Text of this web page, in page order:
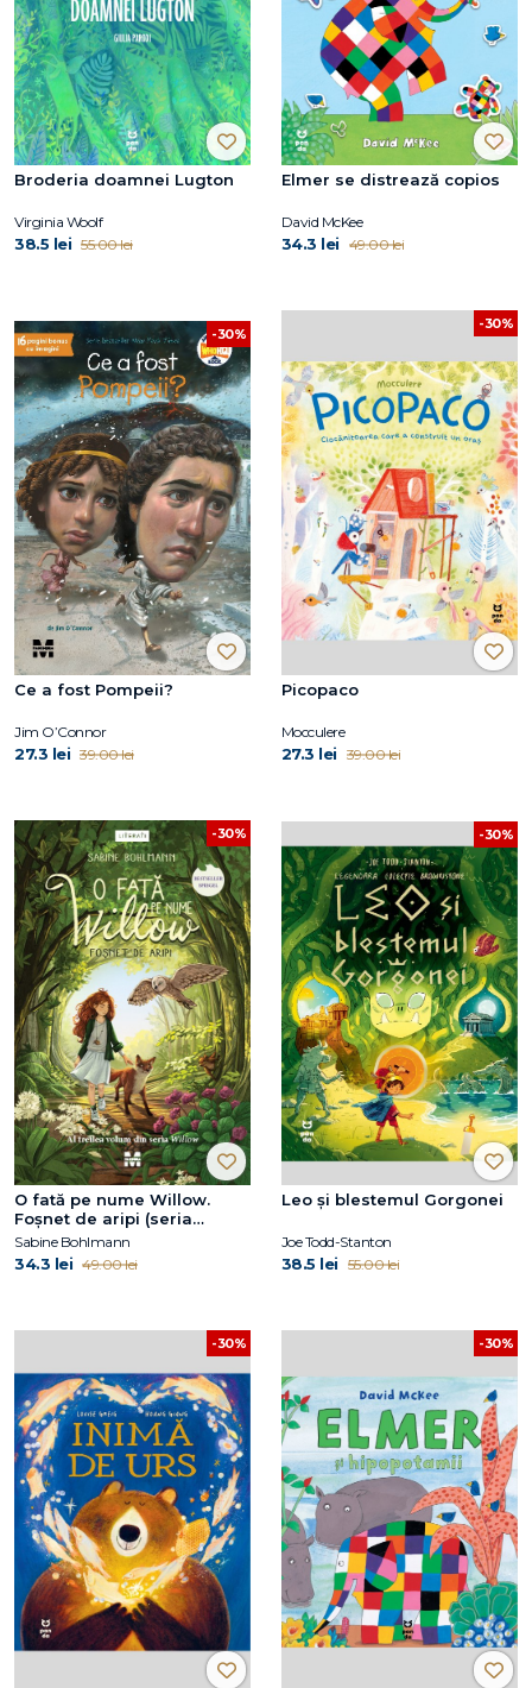
Broderia doamnei Lugton
Virginia Woolf
38.5 lei 55.00 lei
Elmer se distrează copios
David McKee
34.3 lei 49.00 lei
-30%
Ce a fost Pompeii?
Jim O’Connor
27.3 lei 39.00 lei
-30%
Picopaco
Mocculere
27.3 lei 39.00 lei
-30%
O fată pe nume Willow.
Foșnet de aripi (seria
Willow, vol.3)
Sabine Bohlmann
34.3 lei 49.00 lei
-30%
Leo și blestemul Gorgonei
Joe Todd-Stanton
38.5 lei 55.00 lei
-30% -30%